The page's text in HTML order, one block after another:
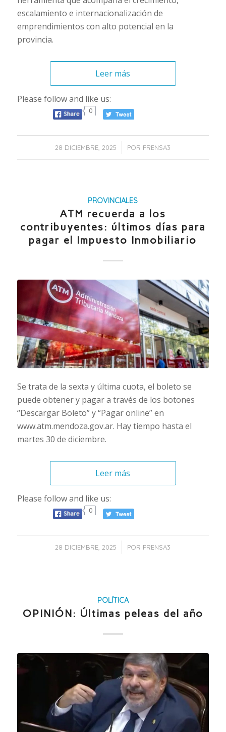
escalamiento e internacionalización de
emprendimientos con alto potencial en la
provincia.
Leer más
Please follow and like us:
0
28 DICIEMBRE, 2025
/ POR PRENSA3
PROVINCIALES
ATM recuerda a los
contribuyentes: últimos días para
pagar el Impuesto Inmobiliario
Se trata de la sexta y última cuota, el boleto se
puede obtener y pagar a través de los botones
“Descargar Boleto” y “Pagar online” en
www.atm.mendoza.gov.ar. Hay tiempo hasta el
martes 30 de diciembre.
Leer más
Please follow and like us:
0
28 DICIEMBRE, 2025
/ POR PRENSA3
POLÍTICA
OPINIÓN: Últimas peleas del año